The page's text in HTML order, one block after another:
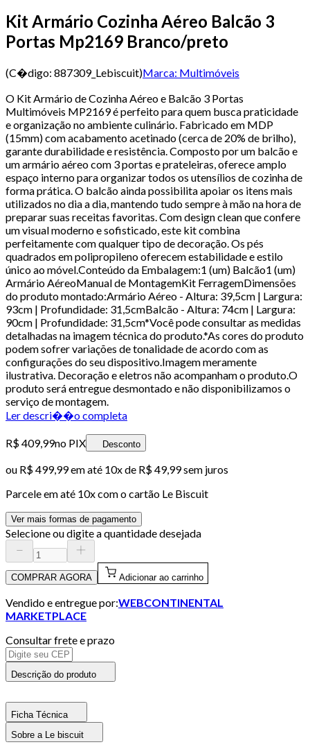
Kit Armário Cozinha Aéreo Balcão 3
Portas Mp2169 Branco/preto
(C�digo: 887309_Lebiscuit)Marca: Multimóveis
O Kit Armário de Cozinha Aéreo e Balcão 3 Portas
Multimóveis MP2169 é perfeito para quem busca praticidade
e organização no ambiente culinário. Fabricado em MDP
(15mm) com acabamento acetinado (cerca de 20% de brilho),
garante durabilidade e resistência. Composto por um balcão e
um armário aéreo com 3 portas e prateleiras, oferece amplo
espaço interno para organizar todos os utensílios de cozinha de
forma prática. O balcão ainda possibilita apoiar os itens mais
utilizados no dia a dia, mantendo tudo sempre à mão na hora de
preparar suas receitas favoritas. Com design clean que confere
um visual moderno e sofisticado, este kit combina
perfeitamente com qualquer tipo de decoração. Os pés
quadrados em polipropileno oferecem estabilidade e estilo
único ao móvel.Conteúdo da Embalagem:1 (um) Balcão1 (um)
Armário AéreoManual de MontagemKit FerragemDimensões
do produto montado:Armário Aéreo - Altura: 39,5cm | Largura:
93cm | Profundidade: 31,5cmBalcão - Altura: 74cm | Largura:
90cm | Profundidade: 31,5cm*Você pode consultar as medidas
detalhadas na imagem técnica do produto.*As cores do produto
podem sofrer variações de tonalidade de acordo com as
configurações do seu dispositivo.Imagem meramente
ilustrativa. Decoração e eletros não acompanham o produto.O
produto será entregue desmontado e não disponibilizamos o
serviço de montagem.
Ler descri��o completa
R$ 409,99no PIX Desconto
ou R$ 499,99em até 10x de R$ 49,99 sem juros
Parcele em até 10x com o cartão Le Biscuit
Ver mais formas de pagamento
Selecione ou digite a quantidade desejada
COMPRAR AGORA Adicionar ao carrinho
Vendido e entregue por:WEBCONTINENTAL
MARKETPLACE
Consultar frete e prazo
Descrição do produto
Ficha Técnica
Sobre a Le biscuit